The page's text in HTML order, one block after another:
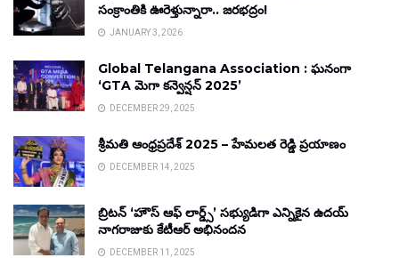
సంక్రాంతికి ఊరెళ్తున్నారా.. జరభద్రం!
JANUARY 3, 2026
Global Telangana Association : ఘనంగా
‘GTA మెగా కన్వెన్షన్ 2025’
DECEMBER 29, 2025
శ్రీమతి ఆంధ్రప్రదేశ్ 2025 – హేమలత రెడ్డి ప్రయాణం
DECEMBER 14, 2025
బ్రిటన్ ‘హౌస్ ఆఫ్ లార్డ్స్’ సభ్యుడిగా ఎన్నికైన ఉదయ్
నాగరాజుకు కేటీఆర్ అభినందన
DECEMBER 11, 2025